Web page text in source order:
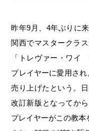
昨年9月、4年ぶりに
関西でマスタークラ
「トレヴァー・ワイ
プレイヤーに愛用さ
売り上げたという。
改訂新版となってか
プレイヤーがこの教本